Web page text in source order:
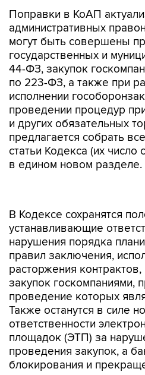
Поправки в КоАП
административных
могут быть совершены
государственных и
44-ФЗ, закупок
по 223-ФЗ, а также при
исполнении
проведении процедур
и других обязательных
предлагается собрать
статьи Кодекса (их число
в едином новом разделе.
нарушения порядка
правил заключения,
расторжения контрактов,
закупок госкомпаниями,
проведение которых
Также останутся в силе
ответственности
площадок (ЭТП) за
проведения закупок, а
блокирования и
денежных средств на
закупок.